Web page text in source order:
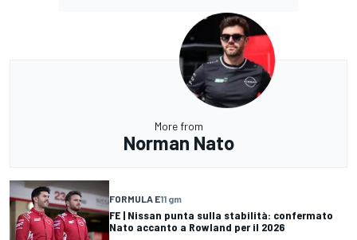
More from
Norman Nato
FORMULA E11 gm
FE | Nissan punta sulla stabilità: confermato
Nato accanto a Rowland per il 2026